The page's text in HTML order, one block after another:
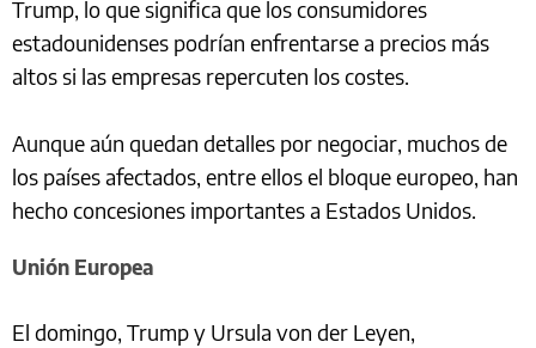
Trump, lo que significa que los consumidores
estadounidenses podrían enfrentarse a precios más
altos si las empresas repercuten los costes.
Aunque aún quedan detalles por negociar, muchos de
los países afectados, entre ellos el bloque europeo, han
hecho concesiones importantes a Estados Unidos.
Unión Europea
El domingo, Trump y Ursula von der Leyen,